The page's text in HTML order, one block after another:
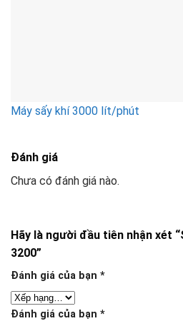
Máy sấy khí 3000 lít/phút
Đánh giá
Chưa có đánh giá nào.
Hãy là người đầu tiên nhận xét
3200”
Đánh giá của bạn *
Đánh giá của bạn *